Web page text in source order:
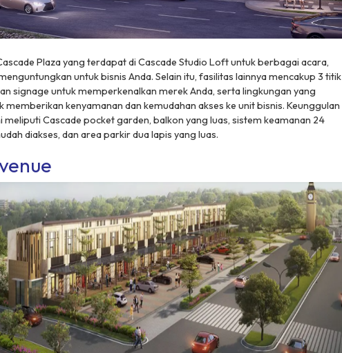
Plaza yang terdapat di Cascade Studio Loft untuk berbagai acara,
untuk bisnis Anda. Selain itu, fasilitas lainnya mencakup 3 titik
signage untuk memperkenalkan merek Anda, serta lingkungan yang
memberikan kenyamanan dan kemudahan akses ke unit bisnis. Keunggulan
meliputi Cascade pocket garden, balkon yang luas, sistem keamanan 24
diakses, dan area parkir dua lapis yang luas.